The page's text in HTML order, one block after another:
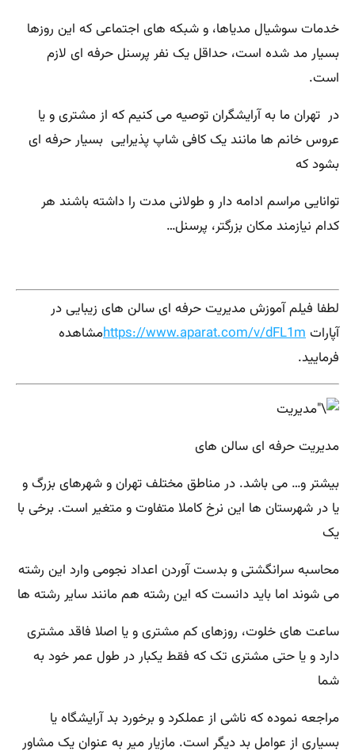
خدمات سوشیال مدیاها، و شبکه های اجتماعی که این روزها
بسیار مد شده است، حداقل یک نفر پرسنل حرفه ای لازم
است.
در تهران ما به آرایشگران توصیه می کنیم که از مشتری و یا
عروس خانم ها مانند یک کافی شاپ پذیرایی بسیار حرفه ای
بشود که
توانایی مراسم ادامه دار و طولانی مدت را داشته باشند هر
کدام نیازمند مکان بزرگتر، پرسنل…
لطفا فیلم آموزش مدیریت حرفه ای سالن های زیبایی در
آپاراتhttps://www.aparat.com/v/dFL1mمشاهده
فرمایید.
مدیریت حرفه ای سالن های
بیشتر و… می باشد. در مناطق مختلف تهران و شهرهای بزرگ و
یا در شهرستان ها این نرخ کاملا متفاوت و متغیر است. برخی با
یک
محاسبه سرانگشتی و بدست آوردن اعداد نجومی وارد این رشته
می شوند اما باید دانست که این رشته هم مانند سایر رشته ها
ساعت های خلوت، روزهای کم مشتری و یا اصلا فاقد مشتری
دارد و یا حتی مشتری تک که فقط یکبار در طول عمر خود به
شما
مراجعه نموده که ناشی از عملکرد و برخورد بد آرایشگاه یا
بسیاری از عوامل بد دیگر است. مازیار میر به عنوان یک مشاور